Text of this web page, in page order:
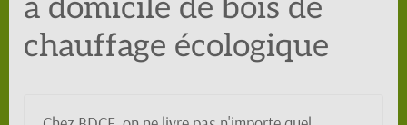
à domicile de bois de
chauffage écologique